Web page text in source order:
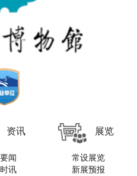
资讯
闻
讯
展览
常设展览
新展预报